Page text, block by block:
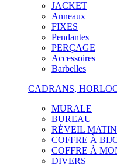
JACKET
Anneaux
FIXES
Pendantes
PERÇAGE
Accessoires
Barbelles
CADRANS,
MURALE
BUREAU
RÉVEIL MATIN
COFFRE À
COFFRE À
DIVERS